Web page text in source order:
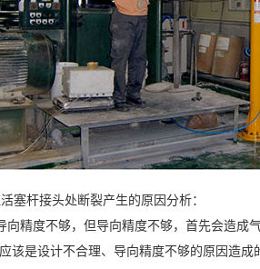
塞杆接头处断裂产生的原因分析：
精度不够，但导向精度不够，首先会造成
该是设计不合理、导向精度不够的原因造成